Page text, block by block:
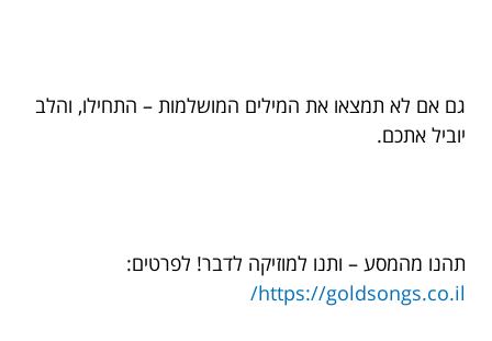
גם אם לא תמצאו את המילים המושלמות – התחילו, והלב
יוביל אתכם.
תהנו מהמסע – ותנו למוזיקה לדבר! לפרטים:
https://goldsongs.co.il/